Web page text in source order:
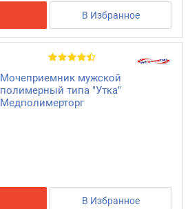
В Избранное
Мочеприемник мужской
полимерный типа "Утка"
Медполимерторг
В Избранное